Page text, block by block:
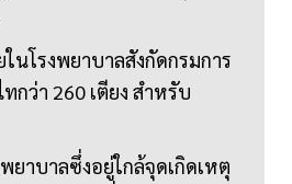
ในโรงพยาบาลสังกัดกรมการ
ว่า 260 เตียง สำหรับ
ยาบาลซึ่งอยู่ใกล้จุดเกิดเหตุ